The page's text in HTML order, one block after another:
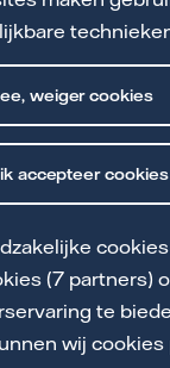
accepteer cookies
weiger cookies
(7 partners)
te
wij cookies
van Herqua